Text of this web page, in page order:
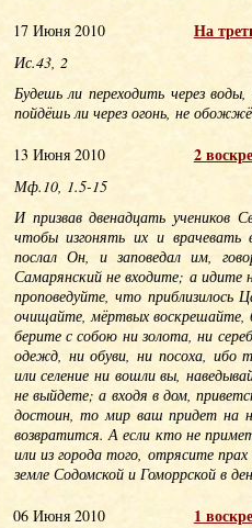
17 Июня 2010
На
Ис.43, 2
Будешь ли переходить через
пойдёшь ли через огонь, не
13 Июня 2010
2
Мф.10, 1.5-15
И призвав двенадцать учеников
чтобы изгонять их и врачевать
послал Он, и заповедал им,
Самарянский не входите; а идите
проповедуйте, что приблизилось
очищайте, мёртвых воскрешайте,
берите с собою ни золота, ни
одежд, ни обуви, ни посоха, ибо
или селение ни вошли вы,
не выйдете; а входя в дом,
достоин, то мир ваш придет на
возвратится. А если кто не
или из города того, отрясите
земле Содомской и Гоморрской в
06 Июня 2010
1